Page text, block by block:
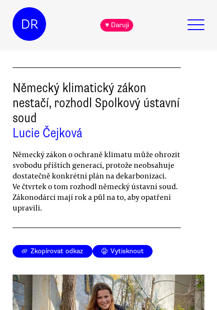
DR ♥ Daruji
Německý klimatický zákon
nestačí, rozhodl Spolkový ústavní
soud
Lucie Čejková
Německý zákon o ochraně klimatu může ohrozit
svobodu příštích generací, protože neobsahuje
dostatečně konkrétní plán na dekarbonizaci.
Ve čtvrtek o tom rozhodl německý ústavní soud.
Zákonodárci mají rok a půl na to, aby opatření
upravili.
Zkopírovat odkaz Vytisknout